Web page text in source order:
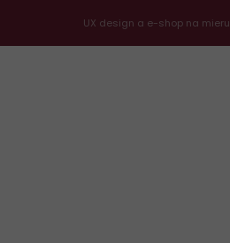
UX design a e-shop na mieru